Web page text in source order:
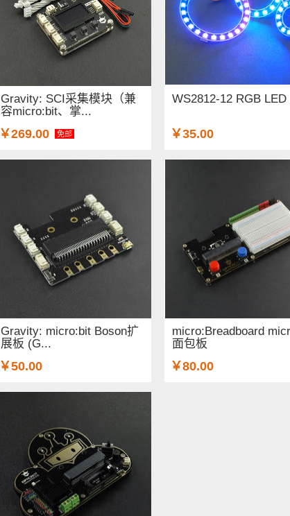
Gravity: SCI采集模块（兼
容micro:bit、掌...
￥269.00 免邮
WS2812-12 RGB LED
￥35.00
Gravity: micro:bit Boson扩
展板 (G...
￥50.00
micro:Breadboard
面包板
￥80.00